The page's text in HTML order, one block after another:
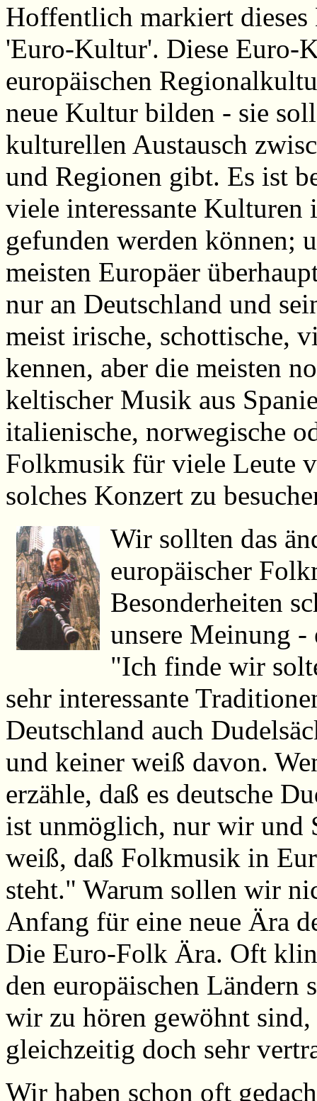
Hoffentlich markiert dieses
'Euro-Kultur'. Diese Euro-
europäischen
neue Kultur bilden - sie
kulturellen Austausch
und Regionen gibt. Es ist
viele interessante Kulturen
gefunden werden können;
meisten Europäer
nur an Deutschland und
meist irische, schottische,
kennen, aber die meisten
keltischer Musik aus
italienische, norwegische
Folkmusik für viele Leute
solches Konzert zu
Wir sollten das
europäischer
Besonderheiten
unsere Meinung
"Ich finde wir
sehr interessante
Deutschland auch
und keiner weiß davon.
erzähle, daß es deutsche
ist unmöglich, nur wir und
weiß, daß Folkmusik in
steht." Warum sollen wir
Anfang für eine neue Ära
Die Euro-Folk Ära. Oft
den europäischen Ländern
wir zu hören gewöhnt
gleichzeitig doch sehr
Wir haben schon oft